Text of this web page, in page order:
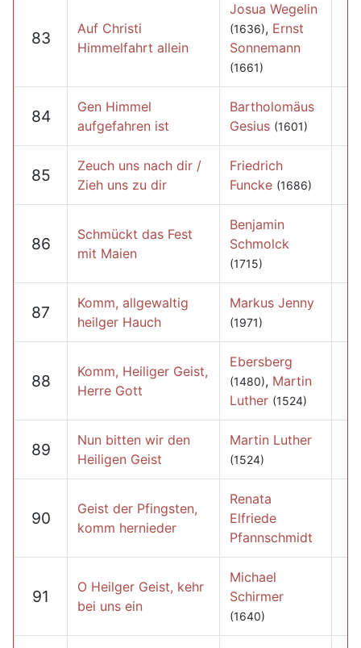
83
Auf Christi
Himmelfahrt allein
Josua Wegelin
(1636), Ernst
Sonnemann
(1661)
84
Gen Himmel
aufgefahren ist
Bartholomäus
Gesius (1601)
85
Zeuch uns nach dir /
Zieh uns zu dir
Friedrich
Funcke (1686)
86
Schmückt das Fest
mit Maien
Benjamin
Schmolck
(1715)
87
Komm, allgewaltig
heilger Hauch
Markus Jenny
(1971)
88
Komm, Heiliger Geist,
Herre Gott
Ebersberg
(1480), Martin
Luther (1524)
89
Nun bitten wir den
Heiligen Geist
Martin Luther
(1524)
90
Geist der Pfingsten,
komm hernieder
Renata
Elfriede
Pfannschmidt
91
O Heilger Geist, kehr
bei uns ein
Michael
Schirmer
(1640)